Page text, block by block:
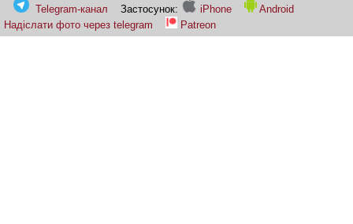
Telegram-канал
Застосунок: iPhone
Android
Надіслати фото через telegram
Patreon